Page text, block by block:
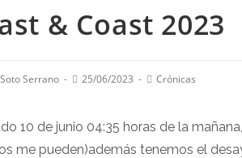
& Coast 2023
Serrano 25/06/2023 Crónicas
10 de junio 04:35 horas de la
me pueden)además tenemos el